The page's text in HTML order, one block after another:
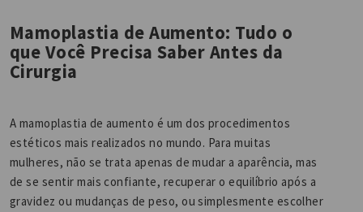
Mamoplastia de Aumento: Tudo o
que Você Precisa Saber Antes da
Cirurgia
A mamoplastia de aumento é um dos procedimentos
estéticos mais realizados no mundo. Para muitas
mulheres, não se trata apenas de mudar a aparência, mas
de se sentir mais confiante, recuperar o equilíbrio após a
gravidez ou mudanças de peso, ou simplesmente escolher